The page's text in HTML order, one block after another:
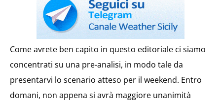
Come avrete ben capito in questo editoriale ci siamo
concentrati su una pre-analisi, in modo tale da
presentarvi lo scenario atteso per il weekend. Entro
domani, non appena si avrà maggiore unanimità